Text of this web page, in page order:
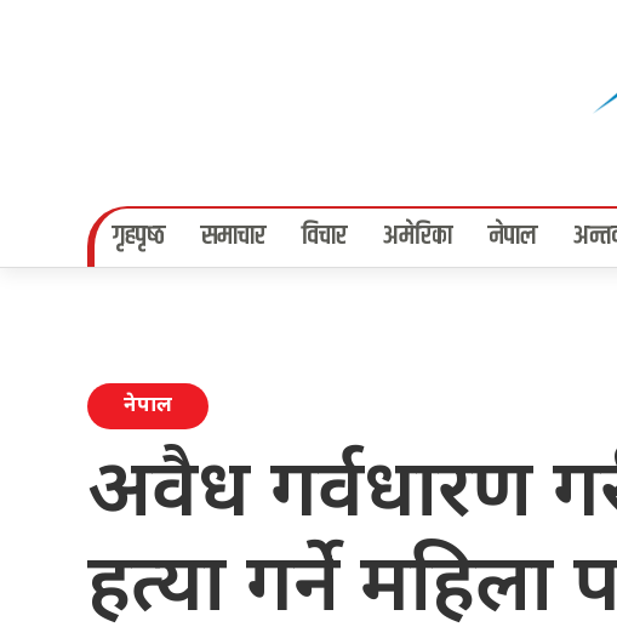
गृहपृष्‍ठ समाचार विचार अमेरिका नेपाल
नेपाल
अवैध गर्वधारण
हत्या गर्ने महिला